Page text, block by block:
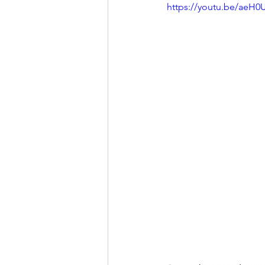
https://youtu.be/